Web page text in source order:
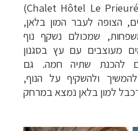
Chalet Hôtel Le Prieuré
)
מקסים, הצופה לעבר המון בלאן,
שמכולם נשקף נוף
מעוצבים עם עץ בסגנון
להכנת שתיה חמה. גם
ולהשקיף על הנוף,
למון בלאן נמצא במרחק